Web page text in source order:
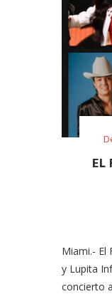
EL
Miami.- El
y Lupita
concierto